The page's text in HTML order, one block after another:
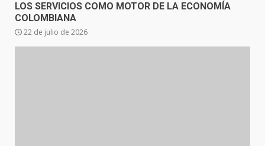
LOS SERVICIOS COMO MOTOR DE LA ECONOMÍA
COLOMBIANA
22 de julio de 2026